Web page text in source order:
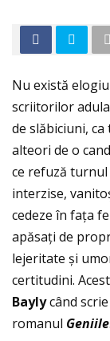
Nu există
scriitorilor
de slăbiciuni,
alteori de o
ce refuză
interzise,
cedeze în faţa
apăsaţi de
lejeritate și
certitudini.
Baylycând
romanul Geniile.